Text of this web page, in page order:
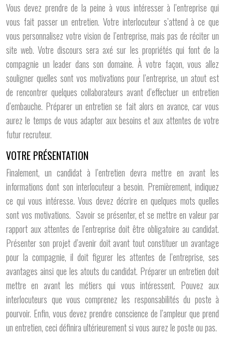
Vous devez prendre de la peine à vous intéresser à l’entreprise qui
vous fait passer un entretien. Votre interlocuteur s’attend à ce que
vous personnalisez votre vision de l’entreprise, mais pas de réciter un
site web. Votre discours sera axé sur les propriétés qui font de la
compagnie un leader dans son domaine. À votre façon, vous allez
souligner quelles sont vos motivations pour l’entreprise, un atout est
de rencontrer quelques collaborateurs avant d’effectuer un entretien
d’embauche. Préparer un entretien se fait alors en avance, car vous
aurez le temps de vous adapter aux besoins et aux attentes de votre
futur recruteur.
VOTRE PRÉSENTATION
Finalement, un candidat à l’entretien devra mettre en avant les
informations dont son interlocuteur a besoin. Premièrement, indiquez
ce qui vous intéresse. Vous devez décrire en quelques mots quelles
sont vos motivations. Savoir se présenter, et se mettre en valeur par
rapport aux attentes de l’entreprise doit être obligatoire au candidat.
Présenter son projet d’avenir doit avant tout constituer un avantage
pour la compagnie, il doit figurer les attentes de l’entreprise, ses
avantages ainsi que les atouts du candidat. Préparer un entretien doit
mettre en avant les métiers qui vous intéressent. Pouvez aux
interlocuteurs que vous comprenez les responsabilités du poste à
pourvoir. Enfin, vous devez prendre conscience de l’ampleur que prend
un entretien, ceci définira ultérieurement si vous aurez le poste ou pas.